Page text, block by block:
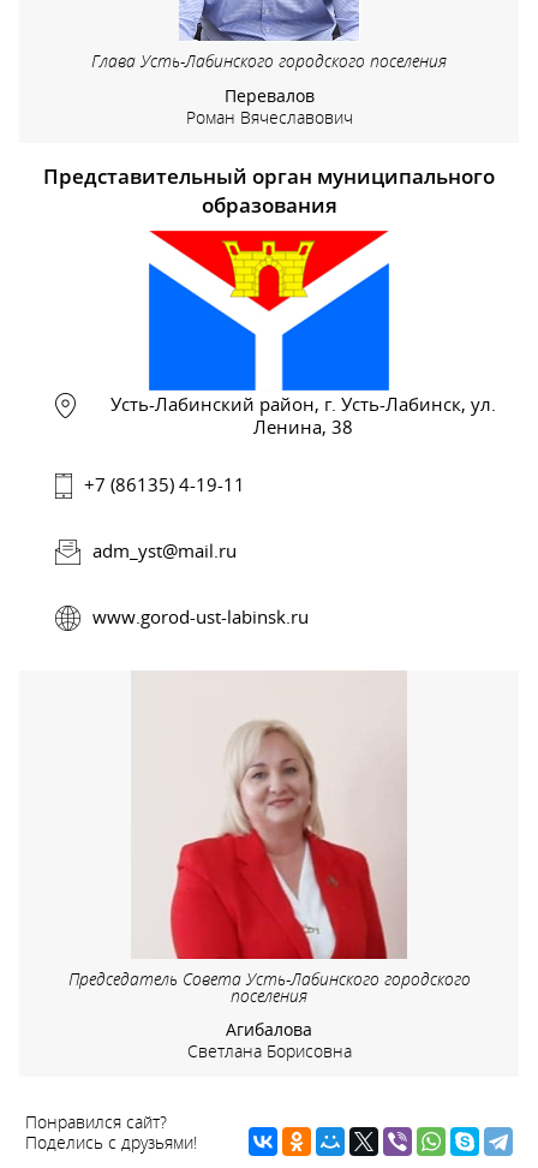
Глава Усть-Лабинского городского поселения
Перевалов
Роман Вячеславович
Представительный орган муниципального
образования
Усть-Лабинский район, г. Усть-Лабинск, ул.
Ленина, 38
+7 (86135) 4-19-11
adm_yst@mail.ru
www.gorod-ust-labinsk.ru
Председатель Совета Усть-Лабинского городского
поселения
Агибалова
Светлана Борисовна
Понравился сайт?
Поделись с друзьями!